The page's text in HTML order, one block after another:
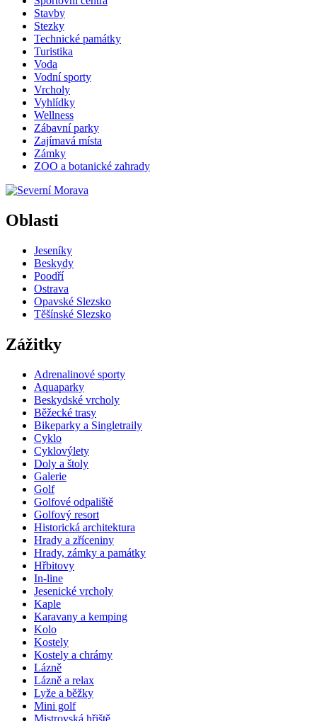
Stavby
Stezky
Technické památky
Turistika
Voda
Vodní sporty
Vrcholy
Vyhlídky
Wellness
Zábavní parky
Zajímavá místa
Zámky
ZOO a botanické zahrady
Oblasti
Jeseníky
Beskydy
Poodří
Ostrava
Opavské Slezsko
Těšínské Slezsko
Zážitky
Adrenalinové sporty
Aquaparky
Beskydské vrcholy
Běžecké trasy
Bikeparky a Singletraily
Cyklo
Cyklovýlety
Doly a štoly
Galerie
Golf
Golfové odpaliště
Golfový resort
Historická architektura
Hrady a zříceniny
Hrady, zámky a památky
Hřbitovy
In-line
Jesenické vrcholy
Kaple
Karavany a kemping
Kolo
Kostely
Kostely a chrámy
Lázně
Lázně a relax
Lyže a běžky
Mini golf
Mistrovská hřiště